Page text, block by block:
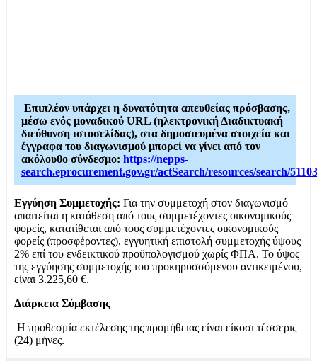
Επιπλέον υπάρχει η δυνατότητα απευθείας πρόσβασης,
μέσω ενός μοναδικού URL (ηλεκτρονική Διαδικτυακή
διεύθυνση ιστοσελίδας), στα δημοσιευμένα στοιχεία και
έγγραφα του διαγωνισμού μπορεί να γίνει από τον
ακόλουθο σύνδεσμο: https://nepps-
search.eprocurement.gov.gr/actSearch/resources/search/
Εγγύηση Συμμετοχής: Για την συμμετοχή στον διαγωνισμό
απαιτείται η κατάθεση από τους συμμετέχοντες οικονομικούς
φορείς, κατατίθεται από τους συμμετέχοντες οικονομικούς
φορείς (προσφέροντες), εγγυητική επιστολή συμμετοχής ύψους
2% επί του ενδεικτικού προϋπολογισμού χωρίς ΦΠΑ. Το ύψος
της εγγύησης συμμετοχής του προκηρυσσόμενου αντικειμένου,
είναι 3.225,60 €.
Διάρκεια Σύμβασης
Η προθεσμία εκτέλεσης της προμήθειας είναι είκοσι τέσσερις
(24) μήνες.